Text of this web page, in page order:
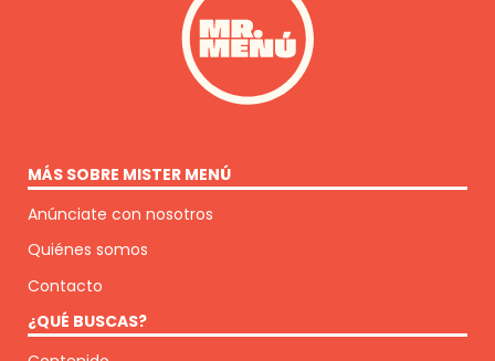
MÁS SOBRE MISTER MENÚ
Anúnciate con nosotros
Quiénes somos
Contacto
¿QUÉ BUSCAS?